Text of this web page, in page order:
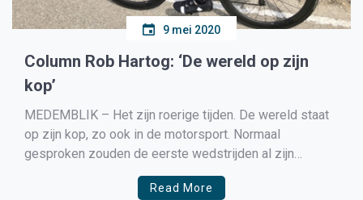
9 mei 2020
Column Rob Hartog: ‘De wereld op zijn
kop’
MEDEMBLIK – Het zijn roerige tijden. De wereld staat
op zijn kop, zo ook in de motorsport. Normaal
gesproken zouden de eerste wedstrijden al zijn
verreden van het nieuwe raceseizoen in Engeland. Maar
de huidige situatie ligt toch echt even anders. Met deze
Read More